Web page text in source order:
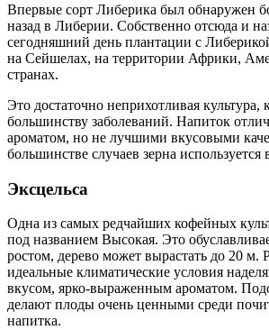
Впервые сорт Либерика был обнаружен
назад в Либерии. Собственно отсюда и
сегодняшний день плантации с
на Сейшелах, на территории Африки,
странах.
Это достаточно неприхотливая культура,
большинству заболеваний. Напиток
ароматом, но не лучшими вкусовыми
большинстве случаев зерна
Эксцельса
Одна из самых редчайших кофейных
под названием Высокая. Это
ростом, дерево может вырастать до 20 м.
идеальные климатические условия
вкусом, ярко-выраженным ароматом.
делают плоды очень ценными среди
напитка.